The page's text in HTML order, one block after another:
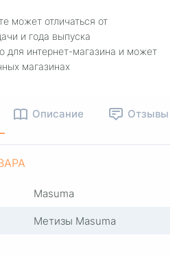
может отличаться от
и года выпуска
для интернет-магазина и может
магазинах
Описание Отзывы
Masuma
Метизы Masuma